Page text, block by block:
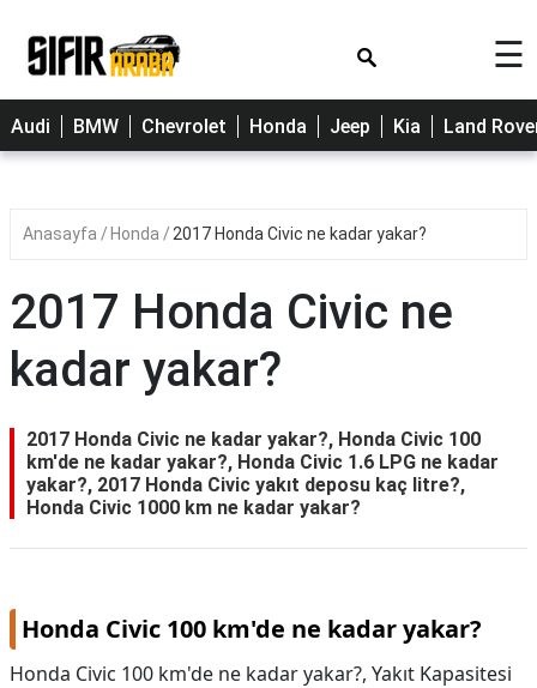
Cherry
Citroen
Fiat
Hyundai
Opel
Peugeot
Renault
Toyota
☰
Audi BMW Chevrolet Honda Jeep Kia Land
Anasayfa Honda 2017 Honda Civic ne kadar yakar?
2017 Honda Civic ne
kadar yakar?
2017 Honda Civic ne kadar yakar?, Honda Civic 100
km'de ne kadar yakar?, Honda Civic 1.6 LPG ne kadar
yakar?, 2017 Honda Civic yakıt deposu kaç litre?,
Honda Civic 1000 km ne kadar yakar?
Honda Civic 100 km'de ne kadar yakar?
Honda Civic 100 km'de ne kadar yakar?, Yakıt Kapasitesi